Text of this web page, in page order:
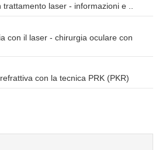
trattamento laser - informazioni e ..
con il laser - chirurgia oculare con
con la tecnica PRK (PKR)